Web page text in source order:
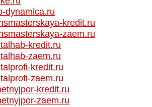
dynamica.ru
kredit.ru
zaem.ru
kredit.ru
zaem.ru
kredit.ru
zaem.ru
kredit.ru
zaem.ru